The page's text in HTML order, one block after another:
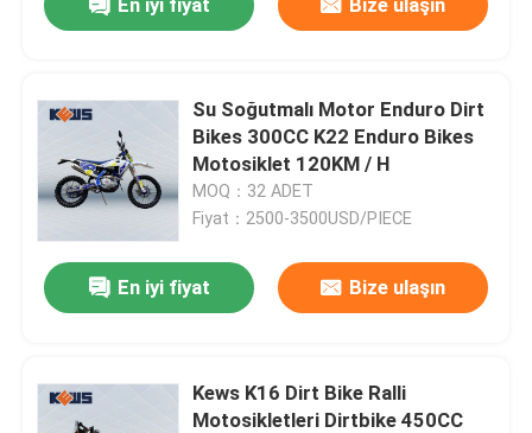
Su Soğutmalı Motor Enduro Dirt
Bikes 300CC K22 Enduro Bikes
Motosiklet 120KM / H
MOQ：32 ADET
Fiyat：2500-3500USD/PIECE
En iyi fiyat Bize ulaşın
Kews K16 Dirt Bike Ralli
Motosikletleri Dirtbike 450CC